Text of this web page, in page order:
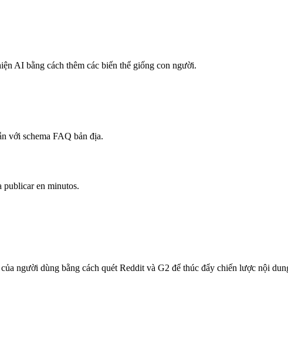
AI bằng cách thêm các biến thể giống con người.
với schema FAQ bản địa.
publicar en minutos.
người dùng bằng cách quét Reddit và G2 để thúc đẩy chiến lược nội